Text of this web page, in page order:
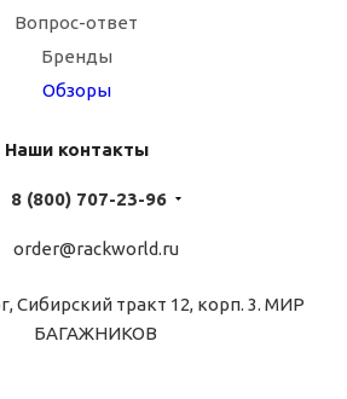
Вопрос-ответ
Бренды
Обзоры
Наши контакты
8 (800) 707-23-96
order@rackworld.ru
Сибирский тракт 12, корп. 3. МИР
БАГАЖНИКОВ